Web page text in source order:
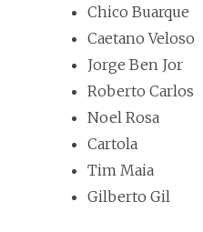
Chico Buarque
Caetano Veloso
Jorge Ben Jor
Roberto Carlos
Noel Rosa
Cartola
Tim Maia
Gilberto Gil